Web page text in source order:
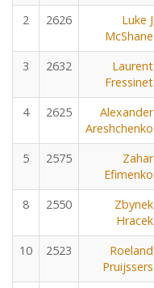
2 2626
Luke J
McShane
3 2632
Laurent
Fressinet
4 2625
Alexander
Areshchenko
5 2575
Zahar
Efimenko
8 2550
Zbynek
Hracek
10 2523
Roeland
Pruijssers